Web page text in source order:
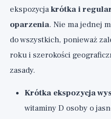
ekspozycjakrótka i
oparzenia. Nie ma jednej
do wszystkich, ponieważ
roku i szerokości
zasady.
Krótka ekspozycja
witaminy D osoby o